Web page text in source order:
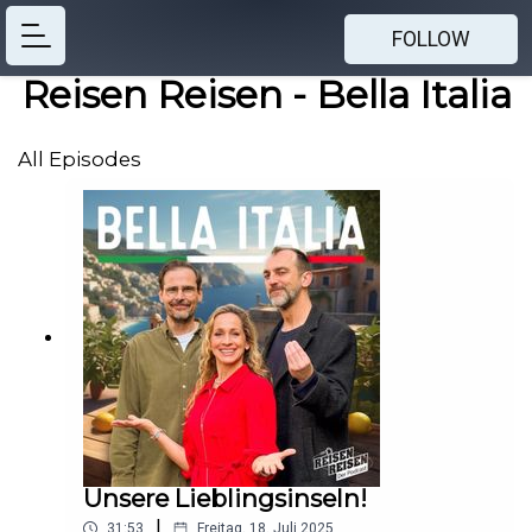
FOLLOW
Reisen Reisen - Bella Italia
All Episodes
Unsere Lieblingsinseln!